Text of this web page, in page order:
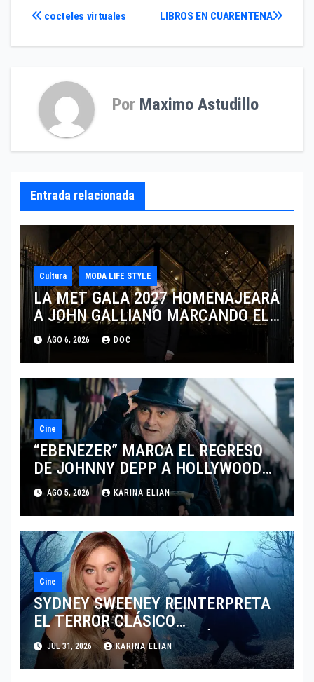
Navegación
de
entradas
LIBROS EN CUARENTENA
cocteles virtuales
Por Maximo Astudillo
Entrada relacionada
Cultura MODA LIFE STYLE
LA MET GALA 2027 HOMENAJEARÁ
A JOHN GALLIANO MARCANDO EL
REGRESO DEL REY DEL
DRAMATISMO
AGO 6, 2026 DOC
Cine
“EBENEZER” MARCA EL REGRESO
DE JOHNNY DEPP A HOLLYWOOD
TRAS SU PASO POR EL CINE
INDEPENDIENTE EUROPEO
AGO 5, 2026 KARINA ELIAN
Cine
SYDNEY SWEENEY REINTERPRETA
EL TERROR CLÁSICO
PRESENTANDO UNA VISIÓN
FEMENINA DE SLEEPY HOLLOW
JUL 31, 2026 KARINA ELIAN